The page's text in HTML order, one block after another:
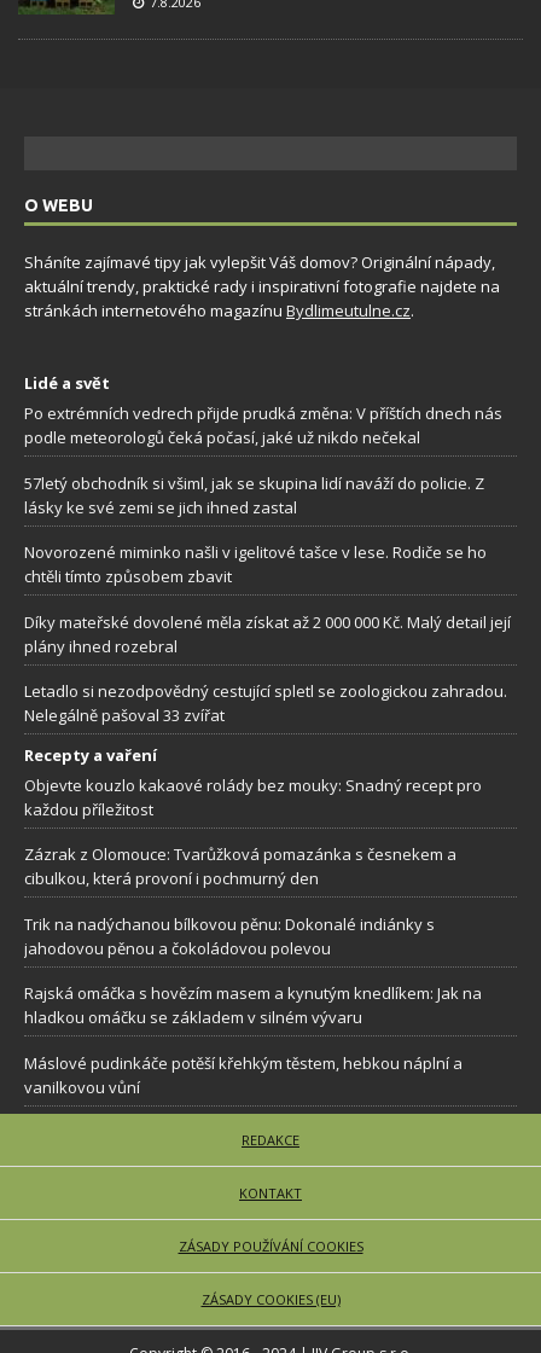
O WEBU
Sháníte zajímavé tipy jak vylepšit Váš domov? Originální nápady,
aktuální trendy, praktické rady i inspirativní fotografie najdete na
stránkách internetového magazínu Bydlimeutulne.cz.
Lidé a svět
Po extrémních vedrech přijde prudká změna: V příštích dnech nás
podle meteorologů čeká počasí, jaké už nikdo nečekal
57letý obchodník si všiml, jak se skupina lidí naváží do policie. Z
lásky ke své zemi se jich ihned zastal
Novorozené miminko našli v igelitové tašce v lese. Rodiče se ho
chtěli tímto způsobem zbavit
Díky mateřské dovolené měla získat až 2 000 000 Kč. Malý detail její
plány ihned rozebral
Letadlo si nezodpovědný cestující spletl se zoologickou zahradou.
Nelegálně pašoval 33 zvířat
Recepty a vaření
Objevte kouzlo kakaové rolády bez mouky: Snadný recept pro
každou příležitost
Zázrak z Olomouce: Tvarůžková pomazánka s česnekem a
cibulkou, která provoní i pochmurný den
Trik na nadýchanou bílkovou pěnu: Dokonalé indiánky s
jahodovou pěnou a čokoládovou polevou
Rajská omáčka s hovězím masem a kynutým knedlíkem: Jak na
hladkou omáčku se základem v silném vývaru
Máslové pudinkáče potěší křehkým těstem, hebkou náplní a
vanilkovou vůní
REDAKCE
KONTAKT
ZÁSADY POUŽÍVÁNÍ COOKIES
ZÁSADY COOKIES (EU)